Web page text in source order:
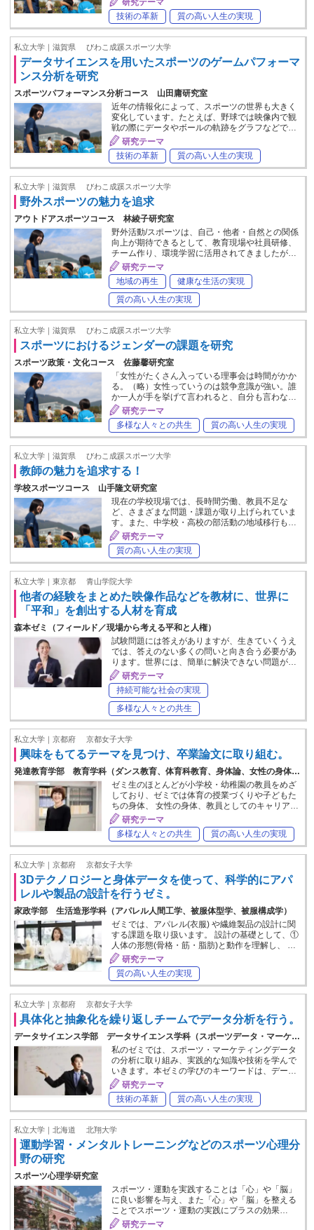
技術の革新
質の高い人生の実現
私立大学｜滋賀県 びわこ成蹊スポーツ大学
データサイエンスを用いたスポーツのゲームパフォーマ
ンス分析を研究
スポーツパフォーマンス分析コース 山田庸研究室
近年の情報化によって、スポーツの世界も大きく
変化しています。たとえば、野球では映像内で観
戦の際にデータやボールの軌跡をグラフなどで…
研究テーマ
技術の革新
質の高い人生の実現
私立大学｜滋賀県 びわこ成蹊スポーツ大学
野外スポーツの魅力を追求
アウトドアスポーツコース 林綾子研究室
野外活動/スポーツは、自己・他者・自然との関係
向上が期待できるとして、教育現場や社員研修、
チーム作り、環境学習に活用されてきましたが…
研究テーマ
地域の再生
健康な生活の実現
質の高い人生の実現
私立大学｜滋賀県 びわこ成蹊スポーツ大学
スポーツにおけるジェンダーの課題を研究
スポーツ政策・文化コース 佐藤馨研究室
「女性がたくさん入っている理事会は時間がかか
る。（略）女性っていうのは競争意識が強い。誰
か一人が手を挙げて言われると、自分も言わな…
研究テーマ
多様な人々との共生
質の高い人生の実現
私立大学｜滋賀県 びわこ成蹊スポーツ大学
教師の魅力を追求する！
学校スポーツコース 山手隆文研究室
現在の学校現場では、長時間労働、教員不足な
ど、さまざまな問題・課題が取り上げられていま
す。また、中学校・高校の部活動の地域移行も…
研究テーマ
質の高い人生の実現
私立大学｜東京都 青山学院大学
他者の経験をまとめた映像作品などを教材に、世界に
「平和」を創出する人材を育成
森本ゼミ（フィールド／現場から考える平和と人権）
試験問題には答えがありますが、生きていくうえ
では、答えのない多くの問いと向き合う必要があ
ります。世界には、簡単に解決できない問題が…
研究テーマ
持続可能な社会の実現
多様な人々との共生
私立大学｜京都府 京都女子大学
興味をもてるテーマを見つけ、卒業論文に取り組む。
発達教育学部 教育学科（ダンス教育、体育科教育、身体論、女性の身体…
ゼミ生のほとんどが小学校・幼稚園の教員をめざ
しており、ゼミでは体育の授業づくりや子どもた
ちの身体、 女性の身体、教員としてのキャリア…
研究テーマ
多様な人々との共生
質の高い人生の実現
私立大学｜京都府 京都女子大学
3Dテクノロジーと身体データを使って、科学的にアパ
レルや製品の設計を行うゼミ。
家政学部 生活造形学科（アパレル人間工学、被服体型学、被服構成学）
ゼミでは、アパレル(衣服) や繊維製品の設計に関
する課題を取り扱います。 設計の基礎として、①
人体の形態(骨格・筋・脂肪)と動作を理解し、 …
研究テーマ
質の高い人生の実現
私立大学｜京都府 京都女子大学
具体化と抽象化を繰り返しチームでデータ分析を行う。
データサイエンス学部 データサイエンス学科（スポーツデータ・マーケ…
私のゼミでは、スポーツ・マーケティングデータ
の分析に取り組み、実践的な知識や技術を学んで
いきます。本ゼミの学びのキーワードは、デー…
研究テーマ
技術の革新
質の高い人生の実現
私立大学｜北海道 北翔大学
運動学習・メンタルトレーニングなどのスポーツ心理分
野の研究
スポーツ心理学研究室
スポーツ・運動を実践することは「心」や「脳」
に良い影響を与え、また「心」や「脳」を整える
ことでスポーツ・運動の実践にプラスの効果…
研究テーマ